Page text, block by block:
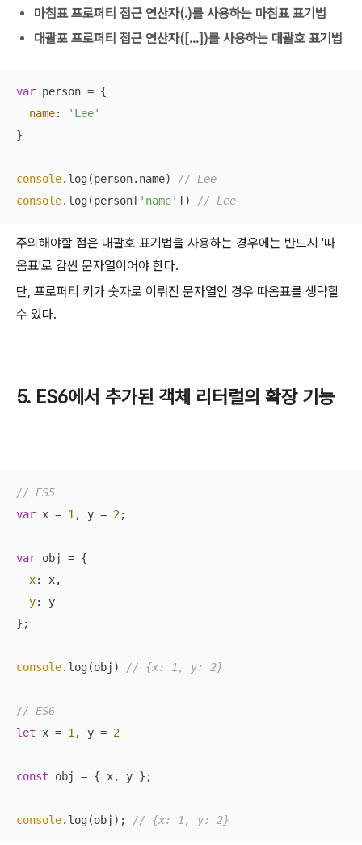
마침표 프로퍼티 접근 연산자(.)를 사용하는 마침표 표기법
대괄포 프로퍼티 접근 연산자([...])를 사용하는 대괄호 표기법
var person = {
name:
'Lee'
}
console.log(person.name)
// Lee
console.log(person[ 'name' ]) // Lee
주의해야할 점은 대괄호 표기법을 사용하는 경우에는 반드시 '따
옴표'로 감싼 문자열이어야 한다.
단, 프로퍼티 키가 숫자로 이뤄진 문자열인 경우 따옴표를 생략할
수 있다.
5. ES6에서 추가된 객체 리터럴의 확장 기능
// ES5
var x = 1 , y = 2;
var obj = {
x: x,
y: y
};
console.log(obj) // {x: 1, y: 2}
// ES6
let x = 1 , y = 2
const obj = { x, y };
console.log(obj); // {x: 1, y: 2}